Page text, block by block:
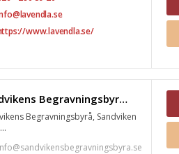
www.lavendla.se/
Sandvikens Begravningsbyrå, Sandviken
Begravningsbyrå, Sandviken